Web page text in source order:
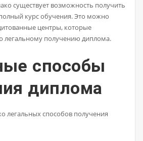
существует возможность получить
курс обучения. Это можно
центры, которые
легальному получению диплома.
способы
диплома
легальных способов получения